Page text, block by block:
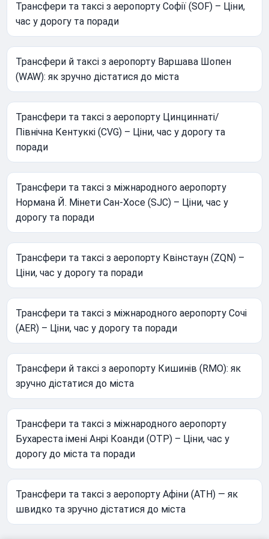
Трансфери та таксі з аеропорту Софії (SOF) – Ціни,
час у дорогу та поради
Трансфери й таксі з аеропорту Варшава Шопен
(WAW): як зручно дістатися до міста
Трансфери та таксі з аеропорту Цинциннаті/
Північна Кентуккі (CVG) – Ціни, час у дорогу та
поради
Трансфери та таксі з міжнародного аеропорту
Нормана Й. Мінети Сан-Хосе (SJC) – Ціни, час у
дорогу та поради
Трансфери та таксі з аеропорту Квінстаун (ZQN) –
Ціни, час у дорогу та поради
Трансфери та таксі з міжнародного аеропорту Сочі
(AER) – Ціни, час у дорогу та поради
Трансфери й таксі з аеропорту Кишинів (RMO): як
зручно дістатися до міста
Трансфери та таксі з міжнародного аеропорту
Бухареста імені Анрі Коанди (OTP) – Ціни, час у
дорогу до міста та поради
Трансфери та таксі з аеропорту Афіни (ATH) — як
швидко та зручно дістатися до міста